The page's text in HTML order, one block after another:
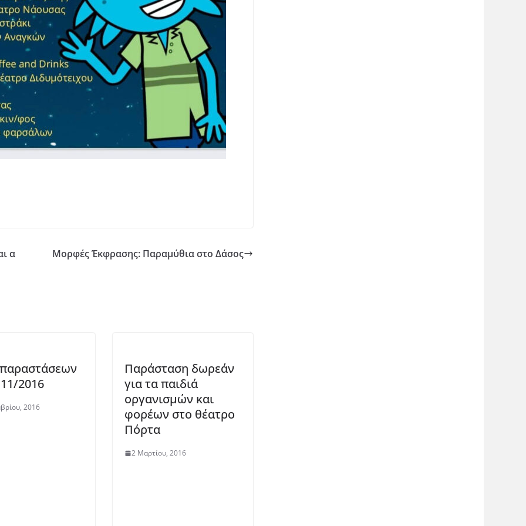
α
Μορφές Έκφρασης: Παραμύθια στο Δάσος
2016
2016
Παράσταση δωρεάν
για τα παιδιά
οργανισμών και
φορέων στο θέατρο
Πόρτα
2 Μαρτίου, 2016